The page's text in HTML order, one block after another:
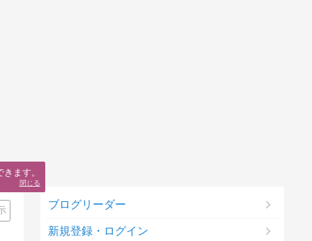
ブログリーダー
新規登録・ログイン
ます。
閉じる